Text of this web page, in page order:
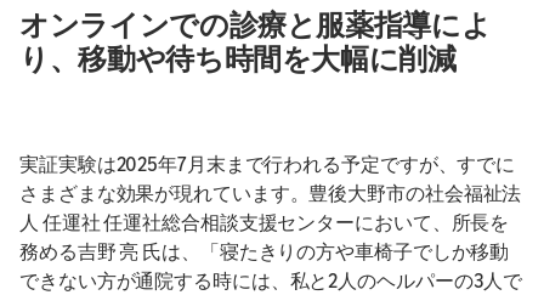
オンラインでの診療と服薬指導によ
り、移動や待ち時間を大幅に削減
実証実験は2025年7月末まで行われる予定ですが、すでに
さまざまな効果が現れています。豊後大野市の社会福祉法
人 任運社 任運社総合相談支援センターにおいて、所長を
務める吉野 亮 氏は、「寝たきりの方や車椅子でしか移動
できない方が通院する時には、私と2人のヘルパーの3人で